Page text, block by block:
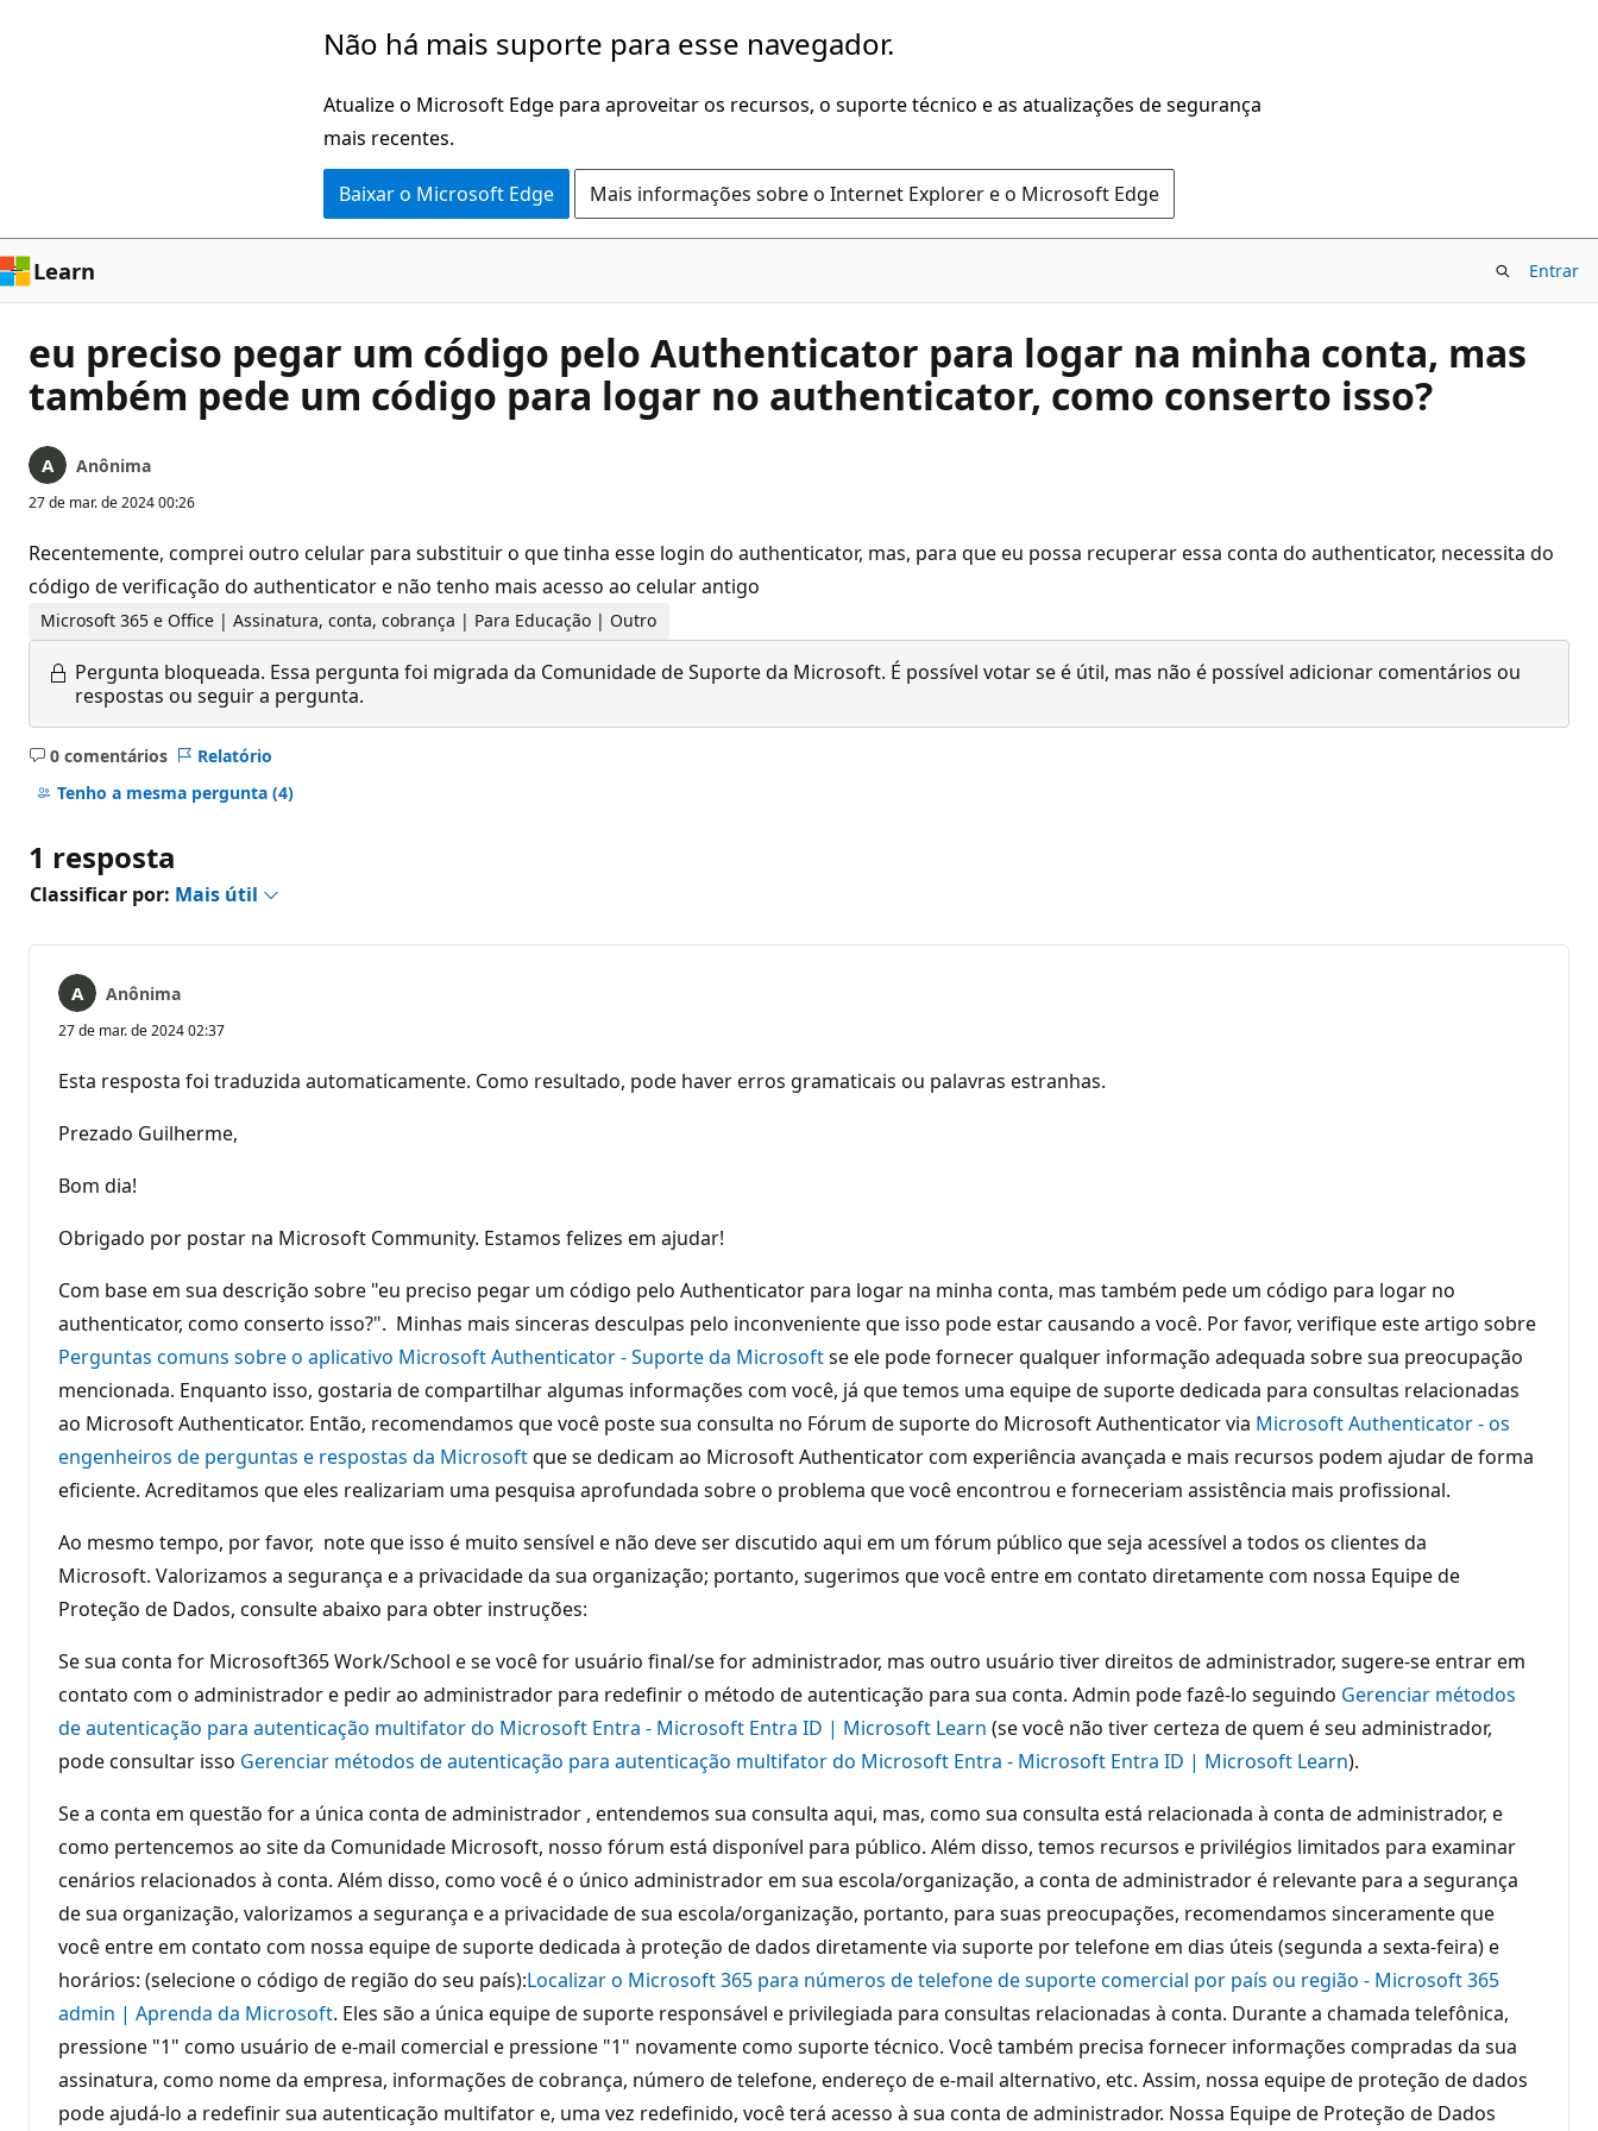
Não há mais suporte para esse navegador.
Atualize o Microsoft Edge para aproveitar os recursos, o suporte técnico e as atualizações de segurança
mais recentes.
Baixar o Microsoft Edge Mais informações sobre o Internet Explorer e o Microsoft Edge
Learn Entrar
eu preciso pegar um código pelo Authenticator para logar na minha conta, mas
também pede um código para logar no authenticator, como conserto isso?
Anônima
27 de mar. de 2024 00:26
Recentemente, comprei outro celular para substituir o que tinha esse login do authenticator, mas, para que eu possa recuperar essa conta do authenticator, necessita do
código de verificação do authenticator e não tenho mais acesso ao celular antigo
Microsoft 365 e Office | Assinatura, conta, cobrança | Para Educação | Outro
Pergunta bloqueada. Essa pergunta foi migrada da Comunidade de Suporte da Microsoft. É possível votar se é útil, mas não é possível adicionar comentários ou
respostas ou seguir a pergunta.
0 comentários
Sem
comentários
Relatório
Tenho a mesma pergunta (4)
1 resposta
Classificar por: Mais útil
Anônima
27 de mar. de 2024 02:37
Esta resposta foi traduzida automaticamente. Como resultado, pode haver erros gramaticais ou palavras estranhas.
Prezado Guilherme,
Bom dia!
Obrigado por postar na Microsoft Community. Estamos felizes em ajudar!
Com base em sua descrição sobre "eu preciso pegar um código pelo Authenticator para logar na minha conta, mas também pede um código para logar no
authenticator, como conserto isso?". Minhas mais sinceras desculpas pelo inconveniente que isso pode estar causando a você. Por favor, verifique este artigo sobre
Perguntas comuns sobre o aplicativo Microsoft Authenticator - Suporte da Microsoftse ele pode fornecer qualquer informação adequada sobre sua preocupação
mencionada. Enquanto isso, gostaria de compartilhar algumas informações com você, já que temos uma equipe de suporte dedicada para consultas relacionadas
ao Microsoft Authenticator. Então, recomendamos que você poste sua consulta no Fórum de suporte do Microsoft Authenticator via Microsoft Authenticator - os
engenheiros de perguntas e respostas da Microsoftque se dedicam ao Microsoft Authenticator com experiência avançada e mais recursos podem ajudar de forma
eficiente. Acreditamos que eles realizariam uma pesquisa aprofundada sobre o problema que você encontrou e forneceriam assistência mais profissional.
Ao mesmo tempo, por favor, note que isso é muito sensível e não deve ser discutido aqui em um fórum público que seja acessível a todos os clientes da
Microsoft. Valorizamos a segurança e a privacidade da sua organização; portanto, sugerimos que você entre em contato diretamente com nossa Equipe de
Proteção de Dados, consulte abaixo para obter instruções:
Se sua conta for Microsoft365 Work/School e se você for usuário final/se for administrador, mas outro usuário tiver direitos de administrador, sugere-se entrar em
contato com o administrador e pedir ao administrador para redefinir o método de autenticação para sua conta. Admin pode fazê-lo seguindo Gerenciar métodos
de autenticação para autenticação multifator do Microsoft Entra - Microsoft Entra ID | Microsoft Learn (se você não tiver certeza de quem é seu administrador,
pode consultar isso Gerenciar métodos de autenticação para autenticação multifator do Microsoft Entra - Microsoft Entra ID | Microsoft Learn).
Se a conta em questão for a única conta de administrador , entendemos sua consulta aqui, mas, como sua consulta está relacionada à conta de administrador, e
como pertencemos ao site da Comunidade Microsoft, nosso fórum está disponível para público. Além disso, temos recursos e privilégios limitados para examinar
cenários relacionados à conta. Além disso, como você é o único administrador em sua escola/organização, a conta de administrador é relevante para a segurança
de sua organização, valorizamos a segurança e a privacidade de sua escola/organização, portanto, para suas preocupações, recomendamos sinceramente que
você entre em contato com nossa equipe de suporte dedicada à proteção de dados diretamente via suporte por telefone em dias úteis (segunda a sexta-feira) e
horários: (selecione o código de região do seu país):Localizar o Microsoft 365 para números de telefone de suporte comercial por país ou região - Microsoft 365
admin | Aprenda da Microsoft. Eles são a única equipe de suporte responsável e privilegiada para consultas relacionadas à conta. Durante a chamada telefônica,
pressione "1" como usuário de e-mail comercial e pressione "1" novamente como suporte técnico. Você também precisa fornecer informações compradas da sua
assinatura, como nome da empresa, informações de cobrança, número de telefone, endereço de e-mail alternativo, etc. Assim, nossa equipe de proteção de dados
pode ajudá-lo a redefinir sua autenticação multifator e, uma vez redefinido, você terá acesso à sua conta de administrador. Nossa Equipe de Proteção de Dados